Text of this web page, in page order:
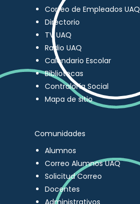
Correo de Empleados UAQ
Directorio
TV UAQ
Radio UAQ
Calendario Escolar
Bibliotecas
Contraloría Social
Mapa de sitio
Comunidades
Alumnos
Correo Alumnos UAQ
Solicitud Correo
Docentes
Administrativos